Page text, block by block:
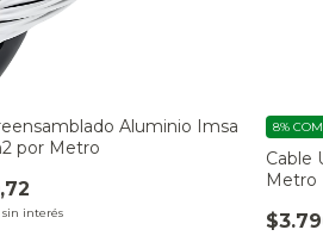
Aluminio Imsa
por Metro
sin interés
Cable
Metro
8%